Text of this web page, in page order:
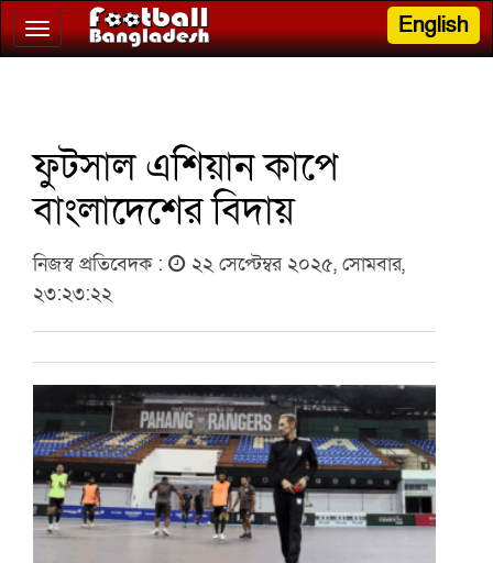
Toggle
navigation
English
ফুটসাল এশিয়ান কাপে
বাংলাদেশের বিদায়
নিজস্ব প্রতিবেদক :
২২ সেপ্টেম্বর ২০২৫, সোমবার,
২৩:২৩:২২